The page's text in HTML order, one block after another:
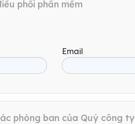
phối phần mềm
Email
phòng ban của Quý công ty